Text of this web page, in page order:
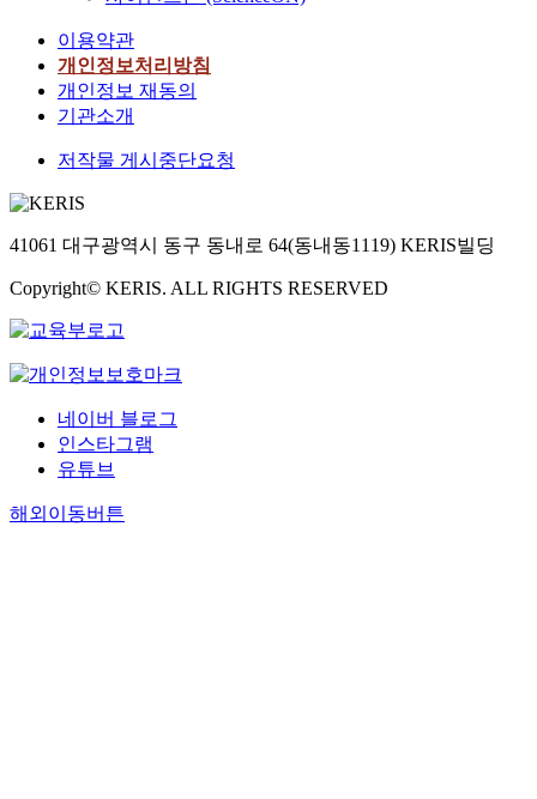
이용약관
개인정보처리방침
개인정보 재동의
기관소개
저작물 게시중단요청
41061 대구광역시 동구 동내로 64(동내동1119) KERIS빌딩
Copyright© KERIS. ALL RIGHTS RESERVED
네이버 블로그
인스타그램
유튜브
해외이동버튼